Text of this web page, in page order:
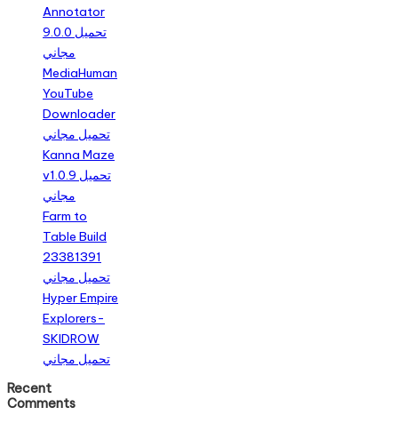
Annotator
9.0.0 تحميل
مجاني
MediaHuman
YouTube
Downloader
تحميل مجاني
Kanna Maze
v1.0.9 تحميل
مجاني
Farm to
Table Build
23381391
تحميل مجاني
Hyper Empire
Explorers-
SKIDROW
تحميل مجاني
Recent
Comments